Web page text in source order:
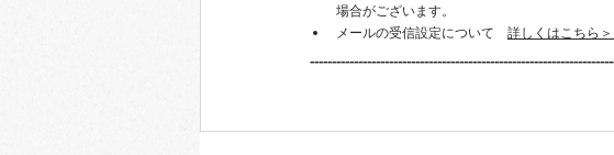
場合がございます。
​メールの受信設定について 詳しくはこちら＞